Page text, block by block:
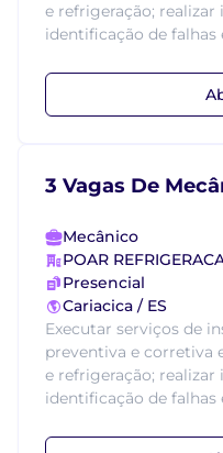
e refrigeração; realizar
identificação de falhas
3 Vagas De
Mecânico
POAR
Presencial
Cariacica / ES
Executar serviços de
preventiva e corretiva
e refrigeração; realizar
identificação de falhas